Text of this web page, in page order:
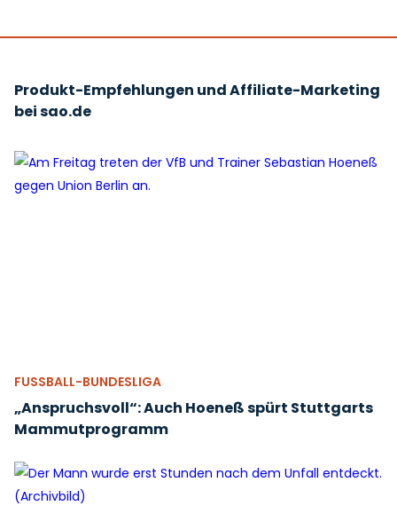
Produkt-Empfehlungen und Affiliate-Marketing
bei sao.de
FUSSBALL-BUNDESLIGA
„Anspruchsvoll“: Auch Hoeneß spürt Stuttgarts
Mammutprogramm